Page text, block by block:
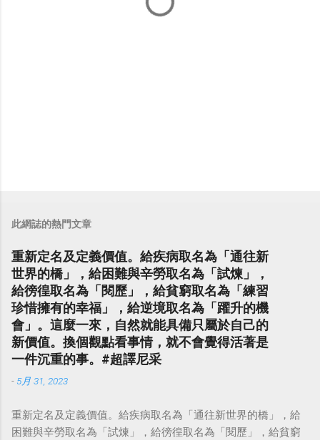
此網誌的熱門文章
重新定名及定義價值。給疾病取名為「通往新
世界的橋」，給困難與辛勞取名為「試煉」，
給徬徨取名為「閱歷」，給貧窮取名為「練習
珍惜擁有的幸福」，給逆境取名為「躍升的機
會」。這麼一來，自然就能具備只屬於自己的
新價值。換個觀點看事情，就不會覺得活著是
一件沉重的事。#超譯尼采
- 5月 31, 2023
重新定名及定義價值。給疾病取名為「通往新世界的橋」，給
困難與辛勞取名為「試煉」，給徬徨取名為「閱歷」，給貧窮